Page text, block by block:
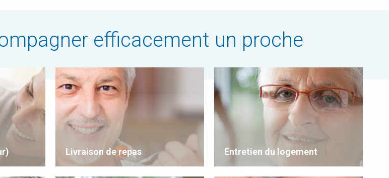
efficacement un proche
Livraison de repas Entretien du logement